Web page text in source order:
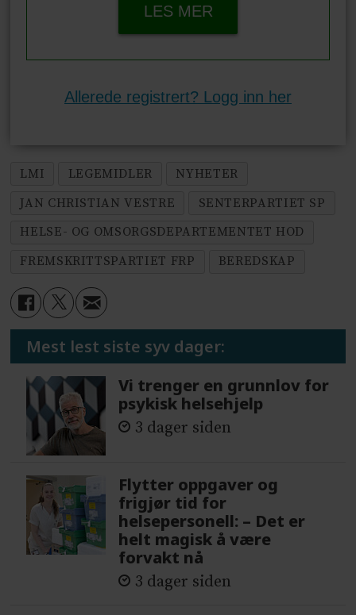
LES MER
Allerede registrert? Logg inn her
LMI LEGEMIDLER
NYHETER
JAN CHRISTIAN VESTRE
SENTERPARTIET SP
HELSE- OG OMSORGSDEPARTEMENTET HOD
FREMSKRITTSPARTIET FRP
BEREDSKAP
Mest lest siste syv dager:
Vi trenger en grunnlov for
psykisk helsehjelp
3 dager siden
Flytter oppgaver og
frigjør tid for
helsepersonell: – Det er
helt magisk å være
forvakt nå
3 dager siden